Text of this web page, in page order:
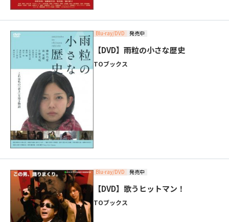
Blu-ray/DVD 発売中
【DVD】雨粒の小さな歴史
TOブックス
Blu-ray/DVD 発売中
【DVD】歌うヒットマン！
TOブックス